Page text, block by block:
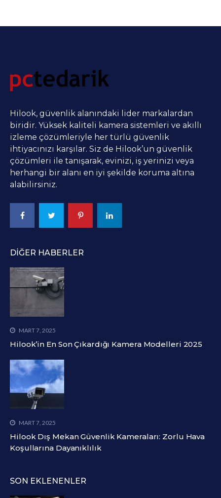
Hilook, güvenlik alanındaki lider markalardan
biridir. Yüksek kaliteli kamera sistemleri ve akıllı
izleme çözümleriyle her türlü güvenlik
ihtiyacınızı karşılar. Siz de Hilook’un güvenlik
çözümleri ile tanışarak, evinizi, iş yerinizi veya
herhangi bir alanı en iyi şekilde koruma altına
alabilirsiniz.
DIĞER HABERLER
MART 7, 2025
Hilook’in En Son Çıkardığı Kamera Modelleri 2025
MART 7, 2025
Hilook Dış Mekan Güvenlik Kameraları: Zorlu Hava
Koşullarına Dayanıklılık
SON EKLENENLER